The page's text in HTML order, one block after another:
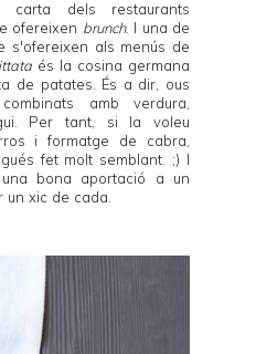
dels restaurants
ofereixen brunch. I una de
s'ofereixen als menús de
és la cosina germana
de patates. És a dir, ous
amb verdura,
Per tant, si la voleu
i formatge de cabra,
fet molt semblant. ;) I
bona aportació a un
xic de cada.